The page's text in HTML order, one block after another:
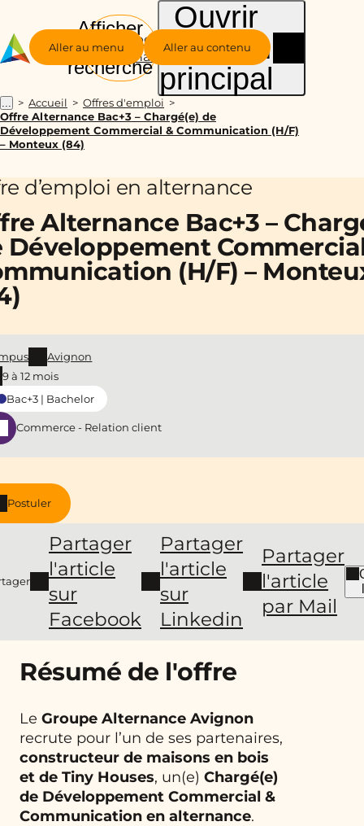
Aller au menu Aller au contenu
Groupe
Alternance
Afficher
la
recherche
Ouvrir
le menu
principal
... Accueil
Offres d'emploi
Offre Alternance Bac+3 – Chargé(e) de
Développement Commercial & Communication (H/F)
– Monteux (84)
d’emploi en alternance
Alternance Bac+3 –
Développement
(H/F) –
Postuler
Partager
l'article
sur
Facebook
Partager
l'article
sur
Linkedin
Partager
l'article
par Mail
Avignon
9 à 12 mois
Bac+3 | Bachelor
Commerce - Relation client
Résumé de l'offre
Le Groupe Alternance Avignon
recrute pour l’un de ses partenaires,
constructeur de maisons en bois
et de Tiny Houses, un(e) Chargé(e)
de Développement Commercial &
Communication en alternance.